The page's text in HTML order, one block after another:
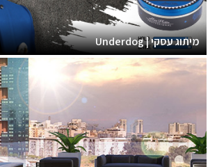
מיתוג עסקי | Underdog